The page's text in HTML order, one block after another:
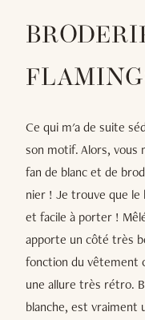
Ce qui m'a de suite
son motif. Alors, vous
fan de blanc et de
nier ! Je trouve que
et facile à porter !
apporte un côté très
fonction du vêtement
une allure très rétro.
blanche, est vraiment